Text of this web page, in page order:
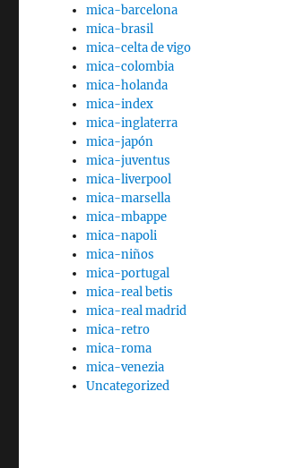
mica-barcelona
mica-brasil
mica-celta de vigo
mica-colombia
mica-holanda
mica-index
mica-inglaterra
mica-japón
mica-juventus
mica-liverpool
mica-marsella
mica-mbappe
mica-napoli
mica-niños
mica-portugal
mica-real betis
mica-real madrid
mica-retro
mica-roma
mica-venezia
Uncategorized